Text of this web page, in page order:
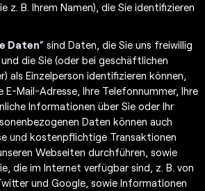
z. B. Ihrem Namen), die Sie identifizieren
Daten“ sind Daten, die Sie uns freiwillig
die Sie (oder bei geschäftlichen
als Einzelperson identifizieren können,
E-Mail-Adresse, Ihre Telefonnummer, Ihre
Informationen über Sie oder Ihr
Daten können auch
und kostenpflichtige Transaktionen
Webseiten durchführen, sowie
die im Internet verfügbar sind, z. B. von
und Google, sowie Informationen